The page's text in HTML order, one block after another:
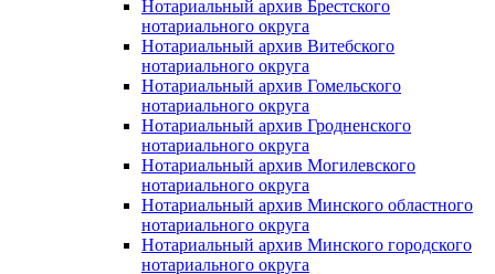
Нотариальный архив Брестского
нотариального округа
Нотариальный архив Витебского
нотариального округа
Нотариальный архив Гомельского
нотариального округа
Нотариальный архив Гродненского
нотариального округа
Нотариальный архив Могилевского
нотариального округа
Нотариальный архив Минского областного
нотариального округа
Нотариальный архив Минского городского
нотариального округа